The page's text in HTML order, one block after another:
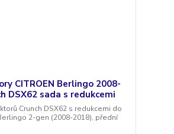
CITROEN Berlingo 2008-
DSX62 sada s redukcemi
Crunch DSX62 s redukcemi do
2-gen (2008-2018), přední